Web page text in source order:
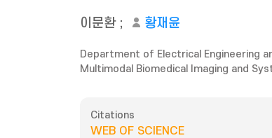
이문환; 황재윤
Department of Electrical Engineering
Multimodal Biomedical Imaging and
Citations
WEB OF SCIENCE